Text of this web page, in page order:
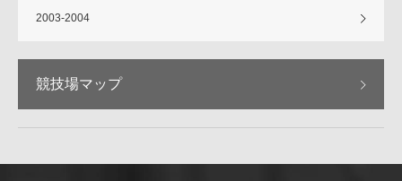
2003-2004
競技場マップ